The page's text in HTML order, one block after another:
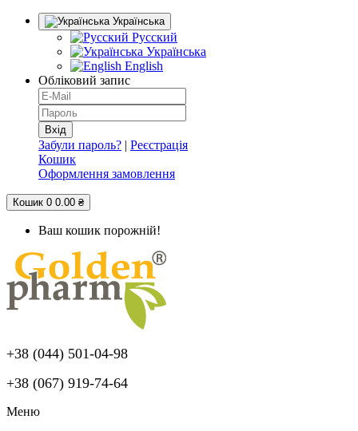
Українська
Русский
Українська
English
Обліковий запис
Забули пароль? | Реєстрація
Кошик
Оформлення замовлення
Кошик 0 0.00 ₴
Ваш кошик порожній!
+38 (044) 501-04-98
+38 (067) 919-74-64
Меню